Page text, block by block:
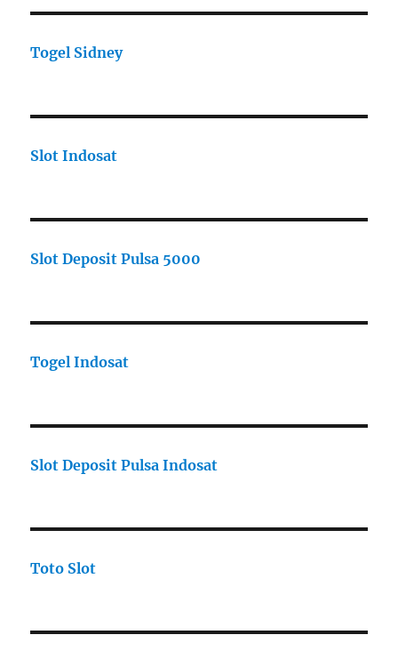
Togel Sidney
Slot Indosat
Slot Deposit Pulsa 5000
Togel Indosat
Slot Deposit Pulsa Indosat
Toto Slot